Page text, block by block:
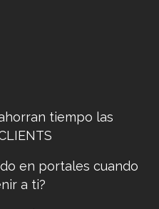
tiempo las
en portales cuando
a ti?